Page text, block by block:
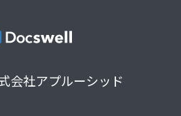
会社アプルーシッド